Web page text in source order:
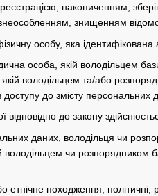
реєстрацією, накопиченням,
знищенням
особу, яка
особа, якій володільцем
володільцем та/або
до змісту персональних
відповідно до закону
даних, володільця чи
володільцем чи розпорядником
походження, політичні,